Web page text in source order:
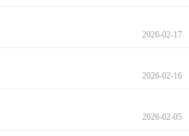
2026-02-17
2026-02-16
2026-02-05